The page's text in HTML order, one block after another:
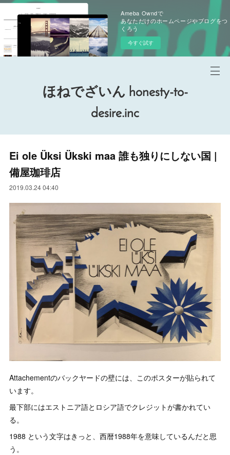
Ameba Owndで
あなただけのホームページやブログをつ
くろう
今すぐ試す
ほねでざいん honesty-to-
desire.inc
Ei ole Üksi Ükski maa 誰も独りにしない国 |
備屋珈琲店
2019.03.24 04:40
Attachementのバックヤードの壁には、このポスターが貼られて
います。
最下部にはエストニア語とロシア語でクレジットが書かれてい
る。
1988 という文字はきっと、西暦1988年を意味しているんだと思
う。